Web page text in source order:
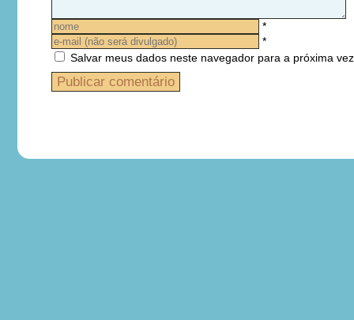
*
*
Salvar meus dados neste navegador para a próxima